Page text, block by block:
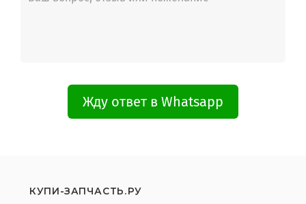
Жду ответ в Whatsapp
КУПИ-ЗАПЧАСТЬ.РУ